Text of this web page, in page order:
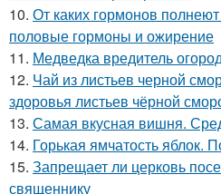
10. От каких гормонов
половые гормоны и ожирение
11. Медведка вредитель
12. Чай из листьев черной
здоровья листьев чёрной
13. Самая вкусная вишня.
14. Горькая ямчатость яблок.
15. Запрещает ли церковь
священнику